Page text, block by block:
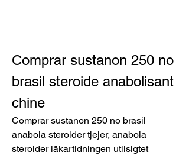
Comprar sustanon 250 no
brasil steroide anabolisant
chine
Comprar sustanon 250 no brasil
anabola steroider tjejer, anabola
steroider läkartidningen utilsigtet